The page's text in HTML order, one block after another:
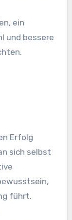
ein
und bessere
Erfolg
sich selbst
führt.